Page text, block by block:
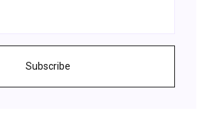
Subscribe